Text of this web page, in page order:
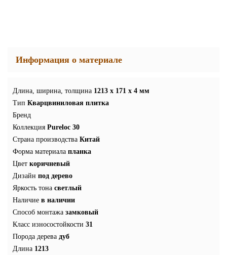
Информация о материале
Длина, ширина, толщина 1213 x 171 x 4 мм
Тип Кварцвиниловая плитка
Бренд
Коллекция Pureloc 30
Страна производства Китай
Форма материала планка
Цвет коричневый
Дизайн под дерево
Яркость тона светлый
Наличие в наличии
Способ монтажа замковый
Класс износостойкости 31
Порода дерева дуб
Длина 1213